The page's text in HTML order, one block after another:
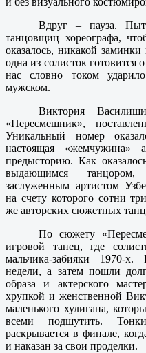
Вдруг – пауза.
танцовщиц хореографа,
оказалось, никакой
одна из солисток готовится
нас словно током
мужском.
Виктория
«Пересмешник»,
Уникальный номер
настоящая
предысторию. Как
выдающимся танцором,
заслуженным артистом
на счету которого сотни
же авторских сюжетных
По сюжету
игровой танец, где
мальчика-забияки 1970-
недели, а затем пошли
образа и актерского
хрупкой и женственной
маленького хулигана,
всеми подшутить.
раскрывается в финале,
и наказан за свои проделки.